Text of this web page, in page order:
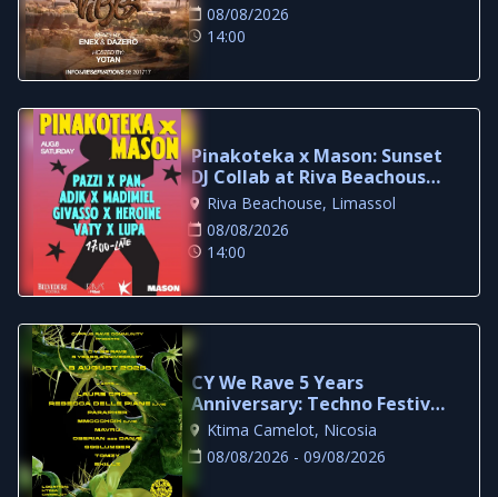
08/08/2026
14:00
Pinakoteka x Mason: Sunset
DJ Collab at Riva Beachouse
Limassol
Riva Beachouse, Limassol
08/08/2026
14:00
CY We Rave 5 Years
Anniversary: Techno Festival
at Ktima Camelot
Ktima Camelot, Nicosia
08/08/2026 - 09/08/2026